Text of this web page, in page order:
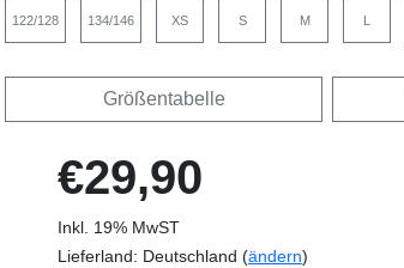
122/128 134/146 XS S M L
Größentabelle
€29,90
Inkl. 19% MwST
Lieferland: Deutschland (ändern)